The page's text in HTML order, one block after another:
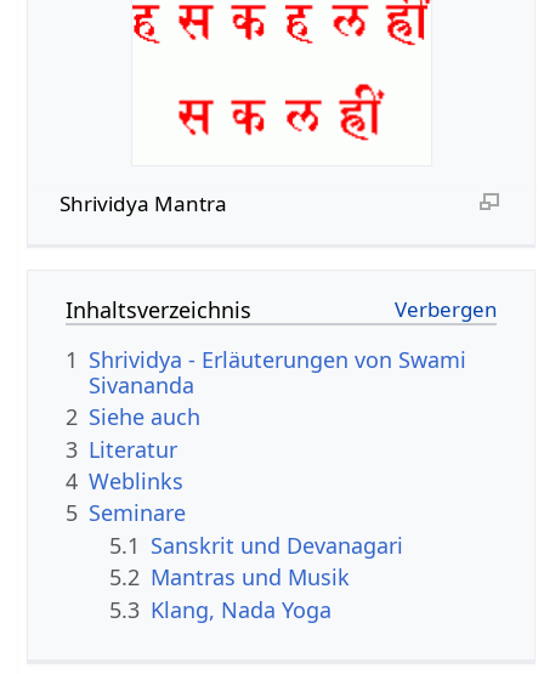
Shrividya Mantra
Inhaltsverzeichnis
1 Shrividya - Erläuterungen von Swami
Sivananda
2 Siehe auch
3 Literatur
4 Weblinks
5 Seminare
5.1 Sanskrit und Devanagari
5.2 Mantras und Musik
5.3 Klang, Nada Yoga